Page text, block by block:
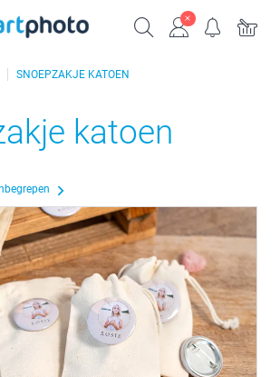
SNOEPZAKJE KATOEN
katoen